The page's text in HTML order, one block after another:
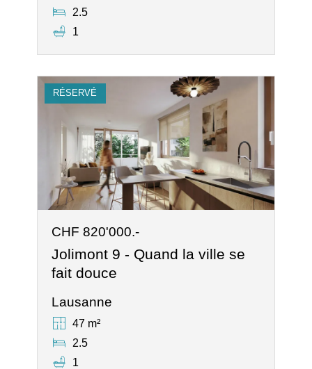
2.5
1
RÉSERVÉ
CHF 820'000.-
Jolimont 9 - Quand la ville se
fait douce
Lausanne
47 m²
2.5
1